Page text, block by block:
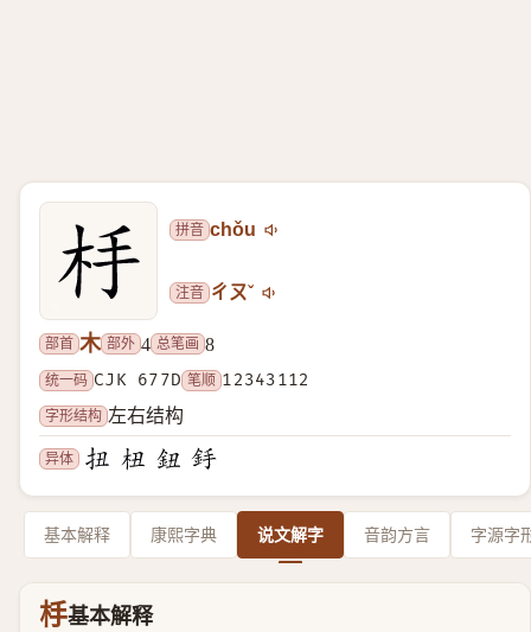
拼音 chǒu
注音 ㄔㄡˇ
部首 木 部外 4 总笔画 8
统一码 CJK 677D 笔顺 12343112
字形结构 左右结构
异体
基本解释 康熙字典 说文解字 音韵方言 字源字
杽基本解释